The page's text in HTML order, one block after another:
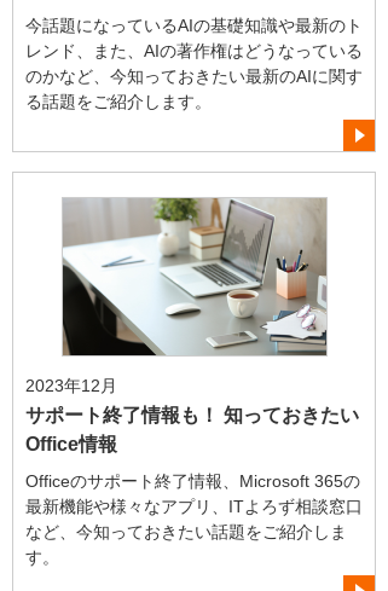
今話題になっているAIの基礎知識や最新のト
レンド、また、AIの著作権はどうなっている
のかなど、今知っておきたい最新のAIに関す
る話題をご紹介します。
2023年12月
サポート終了情報も！ 知っておきたい
Office情報
Officeのサポート終了情報、Microsoft 365の
最新機能や様々なアプリ、ITよろず相談窓口
など、今知っておきたい話題をご紹介しま
す。